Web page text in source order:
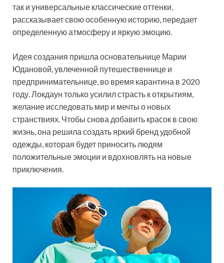
так и универсальные классические оттенки,
рассказывает свою особенную историю, передает
определенную атмосферу и яркую эмоцию.
Идея создания пришла основательнице Марии
Юдановой, увлеченной путешественнице и
предпринимательнице, во время карантина в 2020
году. Локдаун только усилил страсть к открытиям,
желание исследовать мир и мечты о новых
странствиях. Чтобы снова добавить красок в свою
жизнь, она решила создать яркий бренд удобной
одежды, которая будет приносить людям
положительные эмоции и вдохновлять на новые
приключения.